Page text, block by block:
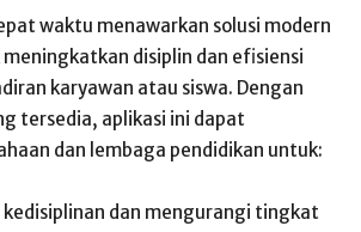
waktu menawarkan solusi modern
disiplin dan efisiensi
karyawan atau siswa. Dengan
tersedia, aplikasi ini dapat
dan lembaga pendidikan untuk:
dan mengurangi tingkat